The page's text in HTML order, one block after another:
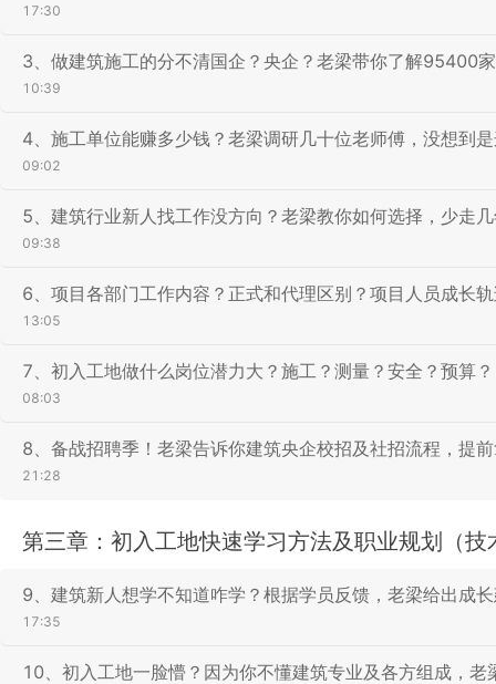
17:30
3、做建筑施工的分不清国企？央企？老梁带你了解95400
10:39
4、施工单位能赚多少钱？老梁调研几十位老师傅，没想到
09:02
5、建筑行业新人找工作没方向？老梁教你如何选择，少走
09:38
6、项目各部门工作内容？正式和代理区别？项目人员成长
13:05
7、初入工地做什么岗位潜力大？施工？测量？安全？预算？
08:03
8、备战招聘季！老梁告诉你建筑央企校招及社招流程，提
21:28
第三章：初入工地快速学习方法及职业规划（
9、建筑新人想学不知道咋学？根据学员反馈，老梁给出成
17:35
10、初入工地一脸懵？因为你不懂建筑专业及各方组成，老